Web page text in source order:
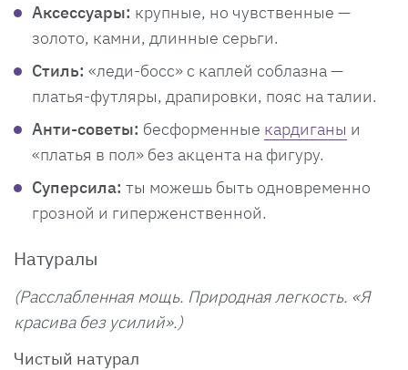
Аксессуары: крупные, но чувственные —
золото, камни, длинные серьги.
Стиль: «леди-босс» с каплей соблазна —
платья-футляры, драпировки, пояс на талии.
Анти-советы: бесформенные кардиганы и
«платья в пол» без акцента на фигуру.
Суперсила: ты можешь быть одновременно
грозной и гиперженственной.
Натуралы
(Расслабленная мощь. Природная легкость. «Я
красива без усилий».)
Чистый натурал